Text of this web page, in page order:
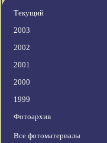
Текущий
2003
2002
2001
2000
1999
Фотоархив
Все фотоматериалы